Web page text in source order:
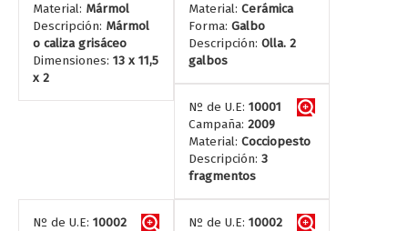
Material: Mármol
Descripción: Mármol
o caliza grisáceo
Dimensiones: 13 x 11,5
x 2
Material: Cerámica
Forma: Galbo
Descripción: Olla. 2
galbos
Nº de U.E: 10001
Campaña: 2009
Material: Cocciopesto
Descripción: 3
fragmentos
Nº de U.E: 10002
Nº de U.E: 10002